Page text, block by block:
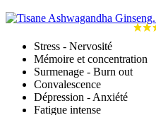
Stress - Nervosité
Mémoire et concentration
Surmenage - Burn out
Convalescence
Dépression - Anxiété
Fatigue intense